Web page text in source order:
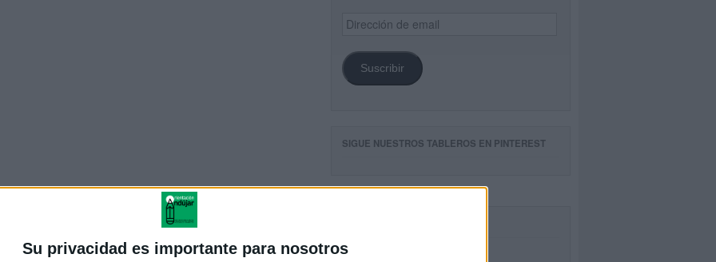
Su privacidad es importante para nosotros
Dirección
de
Suscribir
SIGUE NUESTROS TABLEROS EN PINTEREST